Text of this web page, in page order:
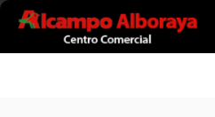
Ir al contenido principal